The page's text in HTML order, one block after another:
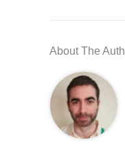
About The